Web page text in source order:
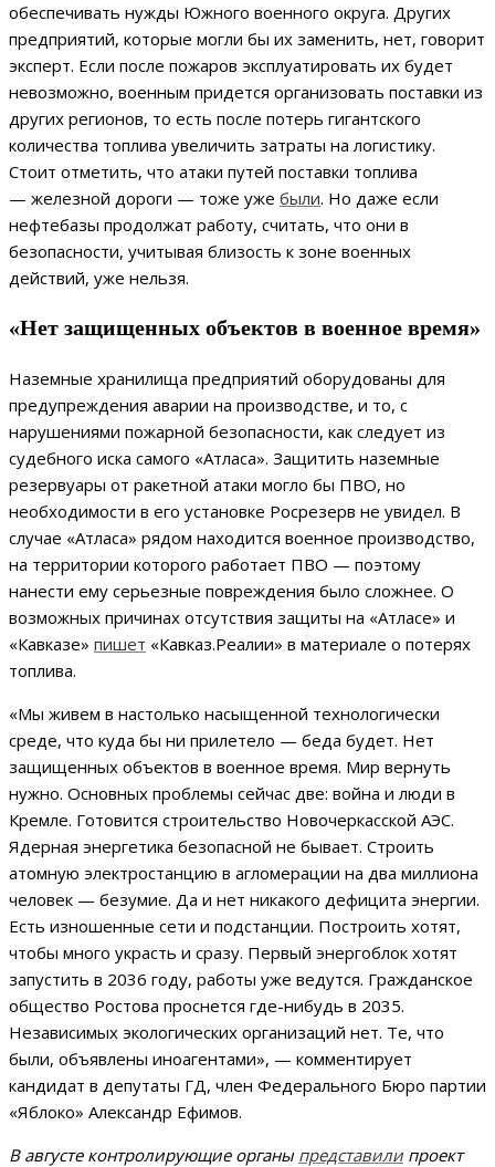
обеспечивать нужды Южного военного округа. Других
предприятий, которые могли бы их заменить, нет, говорит
эксперт. Если после пожаров эксплуатировать их будет
невозможно, военным придется организовать поставки из
других регионов, то есть после потерь гигантского
количества топлива увеличить затраты на логистику.
Стоит отметить, что атаки путей поставки топлива
— железной дороги — тоже уже были. Но даже если
нефтебазы продолжат работу, считать, что они в
безопасности, учитывая близость к зоне военных
действий, уже нельзя.
«Нет защищенных объектов в военное время»
Наземные хранилища предприятий оборудованы для
предупреждения аварии на производстве, и то, с
нарушениями пожарной безопасности, как следует из
судебного иска самого «Атласа». Защитить наземные
резервуары от ракетной атаки могло бы ПВО, но
необходимости в его установке Росрезерв не увидел. В
случае «Атласа» рядом находится военное производство,
на территории которого работает ПВО — поэтому
нанести ему серьезные повреждения было сложнее. О
возможных причинах отсутствия защиты на «Атласе» и
«Кавказе» пишет «Кавказ.Реалии» в материале о потерях
топлива.
«Мы живем в настолько насыщенной технологически
среде, что куда бы ни прилетело — беда будет. Нет
защищенных объектов в военное время. Мир вернуть
нужно. Основных проблемы сейчас две: война и люди в
Кремле. Готовится строительство Новочеркасской АЭС.
Ядерная энергетика безопасной не бывает. Строить
атомную электростанцию в агломерации на два миллиона
человек — безумие. Да и нет никакого дефицита энергии.
Есть изношенные сети и подстанции. Построить хотят,
чтобы много украсть и сразу. Первый энергоблок хотят
запустить в 2036 году, работы уже ведутся. Гражданское
общество Ростова проснется где-нибудь в 2035.
Независимых экологических организаций нет. Те, что
были, объявлены иноагентами», — комментирует
кандидат в депутаты ГД, член Федерального Бюро партии
«Яблоко» Александр Ефимов.
В августе контролирующие органы представилипроект